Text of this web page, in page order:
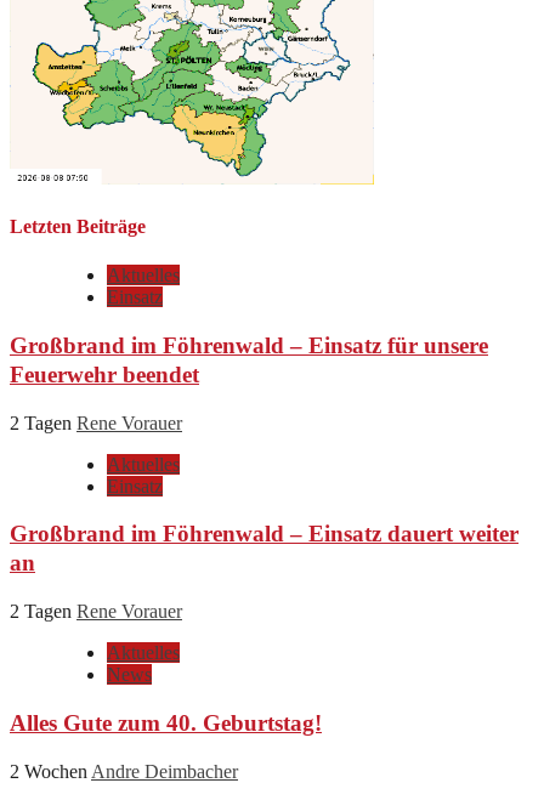
Letzten Beiträge
Aktuelles
Einsatz
Großbrand im Föhrenwald – Einsatz für unsere
Feuerwehr beendet
2 Tagen Rene Vorauer
Aktuelles
Einsatz
Großbrand im Föhrenwald – Einsatz dauert weiter
an
2 Tagen Rene Vorauer
Aktuelles
News
Alles Gute zum 40. Geburtstag!
2 Wochen Andre Deimbacher